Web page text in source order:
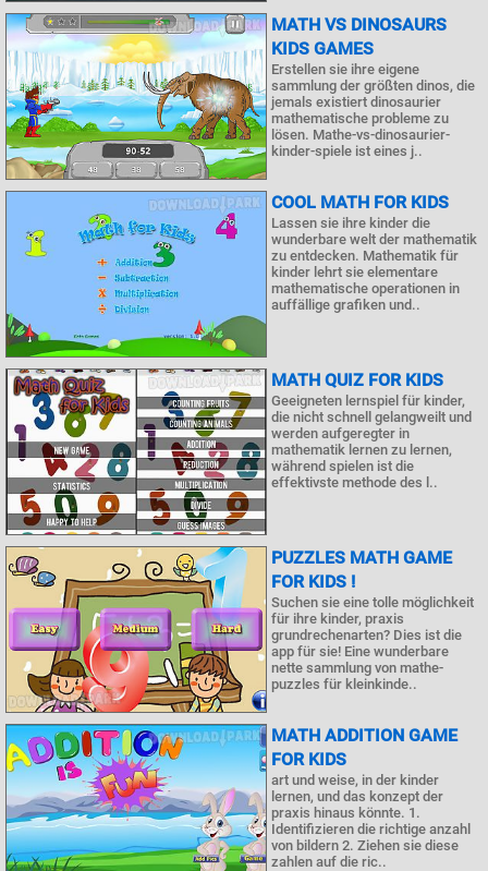
MATH VS DINOSAURS
KIDS GAMES
Erstellen sie ihre eigene
sammlung der größten dinos, die
jemals existiert dinosaurier
mathematische probleme zu
lösen. Mathe-vs-dinosaurier-
kinder-spiele ist eines j..
COOL MATH FOR KIDS
Lassen sie ihre kinder die
wunderbare welt der mathematik
zu entdecken. Mathematik für
kinder lehrt sie elementare
mathematische operationen in
auffällige grafiken und..
MATH QUIZ FOR KIDS
Geeigneten lernspiel für kinder,
die nicht schnell gelangweilt und
werden aufgeregter in
mathematik lernen zu lernen,
während spielen ist die
effektivste methode des l..
PUZZLES MATH GAME
FOR KIDS !
Suchen sie eine tolle möglichkeit
für ihre kinder, praxis
grundrechenarten? Dies ist die
app für sie! Eine wunderbare
nette sammlung von mathe-
puzzles für kleinkinde..
MATH ADDITION GAME
FOR KIDS
art und weise, in der kinder
lernen, und das konzept der
praxis hinaus könnte. 1.
Identifizieren die richtige anzahl
von bildern 2. Ziehen sie diese
zahlen auf die ric..